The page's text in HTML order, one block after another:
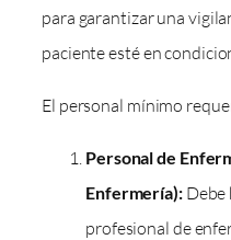
para garantizar una
paciente esté en
El personal mínimo
Personal de
Enfermería):Debe
profesional de